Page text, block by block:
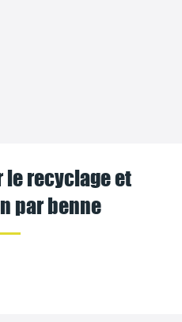
le recyclage et
par benne